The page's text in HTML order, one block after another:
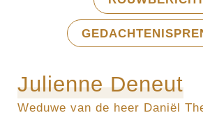
Julienne Deneut
Weduwe van de heer Daniël